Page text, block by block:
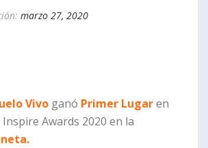
marzo 27, 2020
Vivo ganó Primer Lugaren
Awards 2020 en la